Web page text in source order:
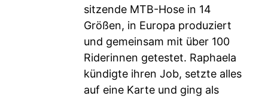
sitzende MTB-Hose in 14
Größen, in Europa produziert
und gemeinsam mit über 100
Riderinnen getestet. Raphaela
kündigte ihren Job, setzte alles
auf eine Karte und ging als